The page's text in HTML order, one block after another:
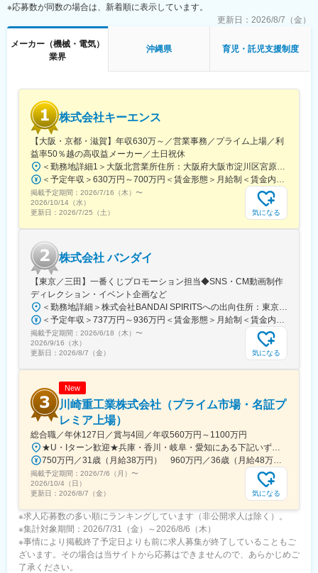
※応募数が同数の場合は、新着順に表示しています。
更新日： 2026/8/7（金）
メーカー（機械・電気）
業界
沖縄県 育児・託児支援制度
株式会社キーエンス
【大阪・京都・滋賀】年収630万～／営業事務／プライム上場／利
益率50％越の高収益メーカー／土日祝休
＜勤務地詳細1＞大阪北営業所住所：大阪府大阪市淀川区宮原3-5-36 新大阪トラストタワー勤務地最寄駅：新大阪駅受動喫煙対策：敷地内喫煙可能場所あり＜勤務地詳細2＞京都営業所住所：京都府京都市下京区四条通室町東入函谷鉾町101 アーバンネット四条烏丸ビル受動喫煙対策：屋内全面禁煙＜勤務地詳細3＞滋賀営業所住所：滋賀県大津市中央2-2-6 受動喫煙対策：屋内全面禁煙変更の範囲：会社の定める事業所
＜予定年収＞630万円～700万円＜賃金形態＞月給制＜賃金内訳＞月額（基本給）：279,000円～281,000円＜月給＞279,000円～281,000円＜昇給有無＞有＜残業手当＞有＜給与補足＞上記は入社初年度の想定年収です。※月給の金額とは別で、残業代、業績賞与支給有り※賞与：年4回、昇給：年1～2回※経験・能力等を考慮の上、同社規定により待遇を決定します※年収は会社業績によって変動することがあります賃金はあくまでも目安の金額であり、選考を通じて上下する可能性があります。月給(月額)は固定手当を含めた表記です。
掲載予定期間： 2026/7/16（木） 〜
2026/10/14（水）
更新日： 2026/7/25（土） 気になる
株式会社 バンダイ
【東京／三田】一番くじプロモーション担当◆SNS・CM動画制作
ディレクション・イベント企画など
＜勤務地詳細＞株式会社BANDAI SPIRITSへの出向住所：東京都港区三田3‐5‐19 住友不動産東京三田ガーデンタワー受動喫煙対策：屋内全面禁煙変更の範囲：会社の定める事業所
＜予定年収＞737万円～936万円＜賃金形態＞月給制＜賃金内訳＞月額（基本給）：315,000円～400,000円＜月給＞315,000円～400,000円＜昇給有無＞有＜残業手当＞有＜給与補足＞※役職と給与は、経験・能力などを考慮し最終決定■昇給：年1回■賞与：年1回■年収例（一般）759万円／中途入社2年目／月給33万円＋時間外手当（30時間）＋賞与■年収例（チーフ）920万円／中途入社2年目／月給40万円＋時間外手当（30時間）＋賞与賃金はあくまでも目安の金額であり、選考を通じて上下する可能性があります。月給(月額)は固定手当を含めた表記です。
掲載予定期間： 2026/6/18（木） 〜
2026/9/16（水）
更新日： 2026/8/7（金） 気になる
New
川崎重工業株式会社（プライム市場・名証プ
レミア上場）
総合職／年休127日／賞与4回／年収560万円～1100万円
★U・Iターン歓迎★兵庫・香川・岐阜・愛知にある下記いずれかの事業所・神戸工場／兵庫県神戸市中央区・西神工場／兵庫県神戸市西区・西神戸工場／兵庫県神戸市西区・明石工場／兵庫県明石市・播磨工場／兵庫県加古郡・岐阜工場／岐阜県各務原市・名古屋第一工場／愛知県弥富市・名古屋第二工場／愛知県海部郡・坂出工場／香川県坂出市・神戸本社／兵庫県神戸市中央区・東京本社／東京都港区 など※受動喫煙対策実施
750万円／31歳（月給38万円） 960万円／36歳（月給48万円）
掲載予定期間： 2026/7/6（月） 〜
2026/10/4（日）
更新日： 2026/8/7（金） 気になる
※求人応募数の多い順にランキングしています（非公開求人は除く）。
※集計対象期間：2026/7/31（金）～2026/8/6（木）
※事情により掲載終了予定日よりも前に求人募集が終了していることもご
ざいます。その場合は当サイトから応募はできませんので、あらかじめご
了承ください。